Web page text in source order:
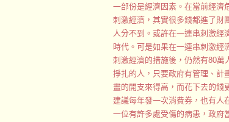
一部份是經濟因素。在當前經濟
刺激經濟，其實很多錢都進了財
人分不到。或許在一連串刺激經
時代。可是如果在一連串刺激經
刺激經濟的措施後，仍然有80萬
掙扎的人，只要政府有管理、計
畫的開支來得高，而花下去的錢
建議每年發一次消費券，也有人
一位有許多處受傷的病患，政府